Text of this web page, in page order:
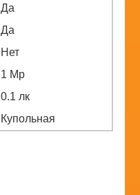
Да
Да
Нет
1 Мр
0.1 лк
Купольная